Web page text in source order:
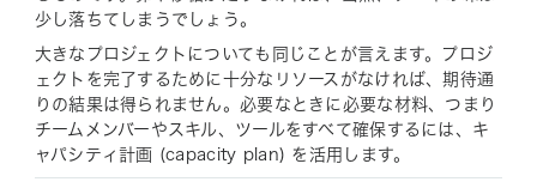
少し落ちてしまうでしょう。
大きなプロジェクトについても同じことが言えます。プロジ
ェクトを完了するために十分なリソースがなければ、期待通
りの結果は得られません。必要なときに必要な材料、つまり
チームメンバーやスキル、ツールをすべて確保するには、キ
ャパシティ計画 (capacity plan) を活用します。